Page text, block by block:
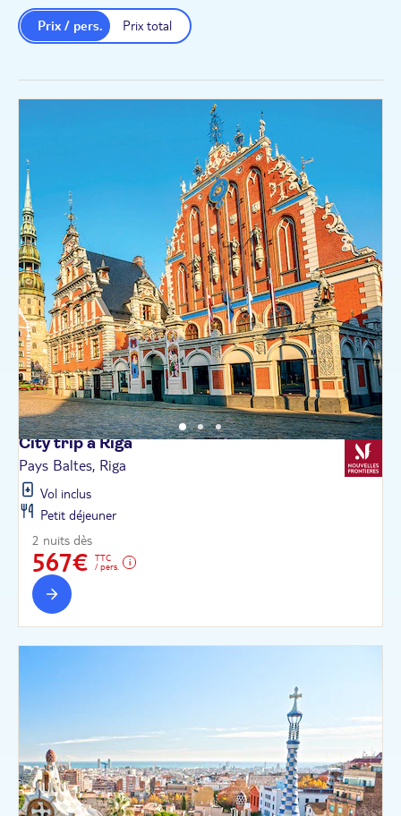
Prix total
Prix / pers.
City trip àRiga
Pays Baltes, Riga
Vol inclus
Petit déjeuner
2 nuits dès
567€
TTC
/ pers.